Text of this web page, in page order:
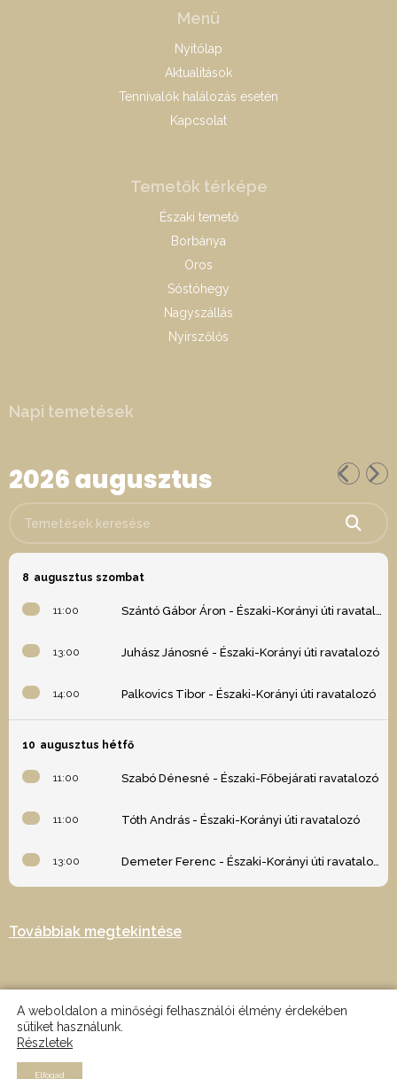
Menü
Nyitólap
Aktualitások
Tennivalók halálozás esetén
Kapcsolat
Temetők térképe
Északi temető
Borbánya
Oros
Sóstóhegy
Nagyszállás
Nyírszőlős
Napi temetések
2026 augusztus
8 augusztus szombat
11:00 Szántó Gábor Áron - Északi-Korányi úti ravatalozó
13:00 Juhász Jánosné - Északi-Korányi úti ravatalozó
14:00 Palkovics Tibor - Északi-Korányi úti ravatalozó
10 augusztus hétfő
11:00 Szabó Dénesné - Északi-Főbejárati ravatalozó
11:00 Tóth András - Északi-Korányi úti ravatalozó
13:00 Demeter Ferenc - Északi-Korányi úti ravatalozó
Továbbiak megtekintése
2024 © Minden jog fenntartva - Az oldalt készítette: Nagy Martin -
A weboldalon a minőségi felhasználói élmény érdekében
sütiket használunk.
Részletek
Elfogad